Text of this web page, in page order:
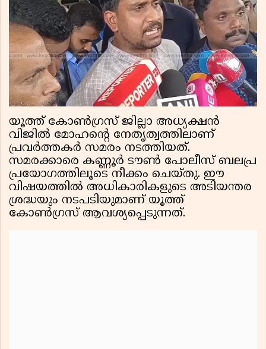
യൂത്ത് കോൺഗ്രസ് ജില്ലാ അധ്യക്ഷൻ
വിജിൽ മോഹന്റെ നേതൃത്വത്തിലാണ്
പ്രവർത്തകർ സമരം നടത്തിയത്.
സമരക്കാരെ കണ്ണൂർ ടൗൺ പോലീസ് ബലപ്ര
പ്രയോഗത്തിലൂടെ നീക്കം ചെയ്തു. ഈ
വിഷയത്തിൽ അധികാരികളുടെ അടിയന്തര
ശ്രദ്ധയും നടപടിയുമാണ് യൂത്ത്
കോൺഗ്രസ് ആവശ്യപ്പെടുന്നത്.